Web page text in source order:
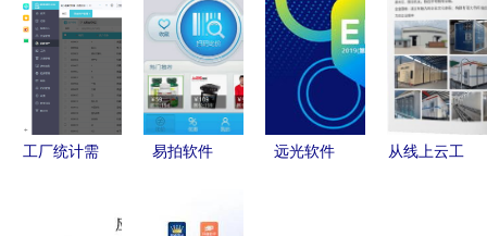
拿上门服务
软件正式启
航开发
平台代码管
理实践
主流厂商巡
礼
工厂统计需
易拍软件
远光软件
从线上云工